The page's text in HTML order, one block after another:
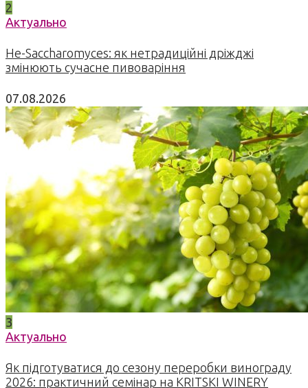
2
Актуально
Не-Saccharomyces: як нетрадиційні дріжджі
змінюють сучасне пивоваріння
07.08.2026
3
Актуально
Як підготуватися до сезону переробки винограду
2026: практичний семінар на KRITSKI WINERY